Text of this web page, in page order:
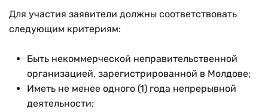
Для участия заявители должны соответствовать
следующим критериям:
Быть некоммерческой неправительственной
организацией, зарегистрированной в Молдове;
Иметь не менее одного (1) года непрерывной
деятельности;